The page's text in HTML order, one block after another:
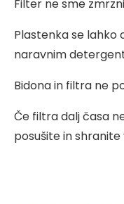
Filter ne sme
Plastenka se lahko
naravnim
Bidona in filtra ne
Če filtra dalj časa
posušite in